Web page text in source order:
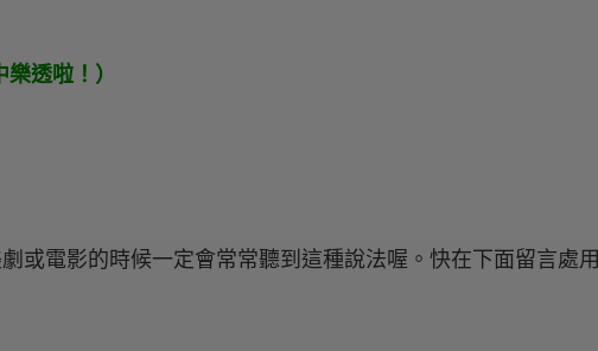
透啦！）
或電影的時候一定會常常聽到這種說法喔。快在下面留言處用